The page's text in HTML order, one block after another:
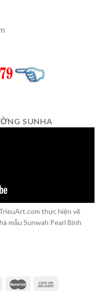
SUNHA
thực hiện vẽ
mẫu Sunwah Pearl Bình